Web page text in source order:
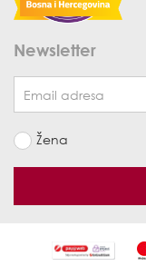
Newsletter
Žena